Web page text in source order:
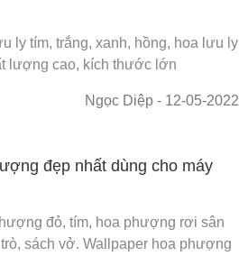
ly tím, trắng, xanh, hồng, hoa lưu ly
lượng cao, kích thước lớn
Ngọc Diệp - 12-05-2022
đẹp nhất dùng cho máy
đỏ, tím, hoa phượng rơi sân
sách vở. Wallpaper hoa phượng